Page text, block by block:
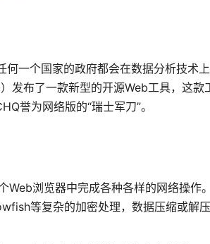
一个国家的政府都会在数据分析技术
发布了一款新型的开源Web工具，这款
誉为网络版的“瑞士军刀”。
浏览器中完成各种各样的网络操作
等复杂的加密处理，数据压缩或解